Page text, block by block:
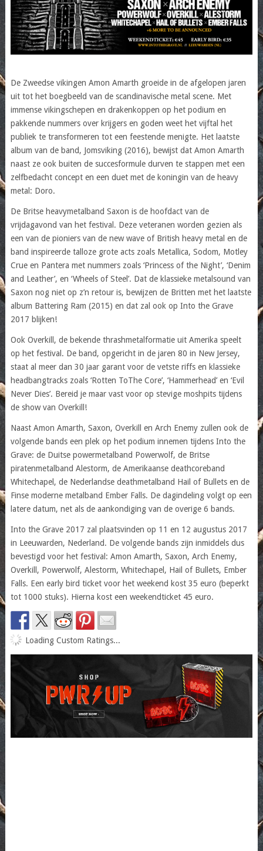
De Zweedse vikingen Amon Amarth groeide in de afgelopen jaren
uit tot het boegbeeld van de scandinavische metal scene. Met
immense vikingschepen en drakenkoppen op het podium en
pakkende nummers over krijgers en goden weet het vijftal het
publiek te transformeren tot een feestende menigte. Het laatste
album van de band, Jomsviking (2016), bewijst dat Amon Amarth
naast ze ook buiten de succesformule durven te stappen met een
zelfbedacht concept en een duet met de koningin van de heavy
metal: Doro.
De Britse heavymetalband Saxon is de hoofdact van de
vrijdagavond van het festival. Deze veteranen worden gezien als
een van de pioniers van de new wave of British heavy metal en de
band inspireerde talloze grote acts zoals Metallica, Sodom, Motley
Crue en Pantera met nummers zoals ‘Princess of the Night’, ‘Denim
and Leather’, en ‘Wheels of Steel’. Dat de klassieke metalsound van
Saxon nog niet op z’n retour is, bewijzen de Britten met het laatste
album Battering Ram (2015) en dat zal ook op Into the Grave
2017 blijken!
Ook Overkill, de bekende thrashmetalformatie uit Amerika speelt
op het festival. De band, opgericht in de jaren 80 in New Jersey,
staat al meer dan 30 jaar garant voor de vetste riffs en klassieke
headbangtracks zoals ‘Rotten ToThe Core’, ‘Hammerhead’ en ‘Evil
Never Dies’. Bereid je maar vast voor op stevige moshpits tijdens
de show van Overkill!
Naast Amon Amarth, Saxon, Overkill en Arch Enemy zullen ook de
volgende bands een plek op het podium innemen tijdens Into the
Grave: de Duitse powermetalband Powerwolf, de Britse
piratenmetalband Alestorm, de Amerikaanse deathcoreband
Whitechapel, de Nederlandse deathmetalband Hail of Bullets en de
Finse moderne metalband Ember Falls. De dagindeling volgt op een
latere datum, net als de aankondiging van de overige 6 bands.
Into the Grave 2017 zal plaatsvinden op 11 en 12 augustus 2017
in Leeuwarden, Nederland. De volgende bands zijn inmiddels dus
bevestigd voor het festival: Amon Amarth, Saxon, Arch Enemy,
Overkill, Powerwolf, Alestorm, Whitechapel, Hail of Bullets, Ember
Falls. Een early bird ticket voor het weekend kost 35 euro (beperkt
tot 1000 stuks). Hierna kost een weekendticket 45 euro.
Loading Custom Ratings...